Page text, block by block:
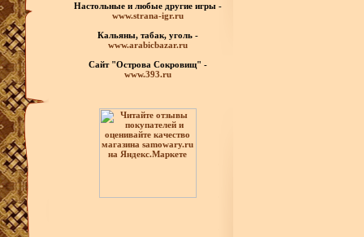
Настольные и любые другие игры -
www.strana-igr.ru
Кальяны, табак, уголь -
www.arabicbazar.ru
Сайт "Острова Сокровищ" -
www.393.ru